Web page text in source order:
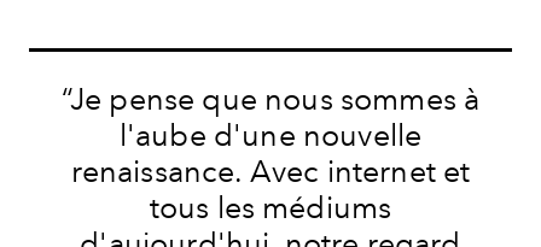
“Je pense que nous sommes à
l'aube d'une nouvelle
renaissance. Avec internet et
tous les médiums